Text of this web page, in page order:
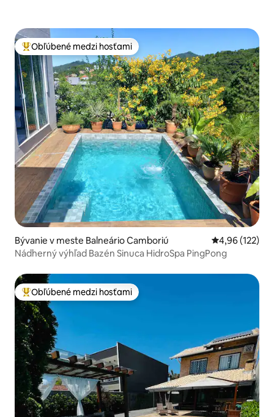
Najobľúbenejšie medzi hosťami
Obľúbené medzi hosťami
Bývanie v meste Balneário Camboriú Priemerné
4,96 (122)
Nádherný výhľad Bazén Sinuca HidroSpa PingPong
Najobľúbenejšie medzi hosťami
Obľúbené medzi hosťami